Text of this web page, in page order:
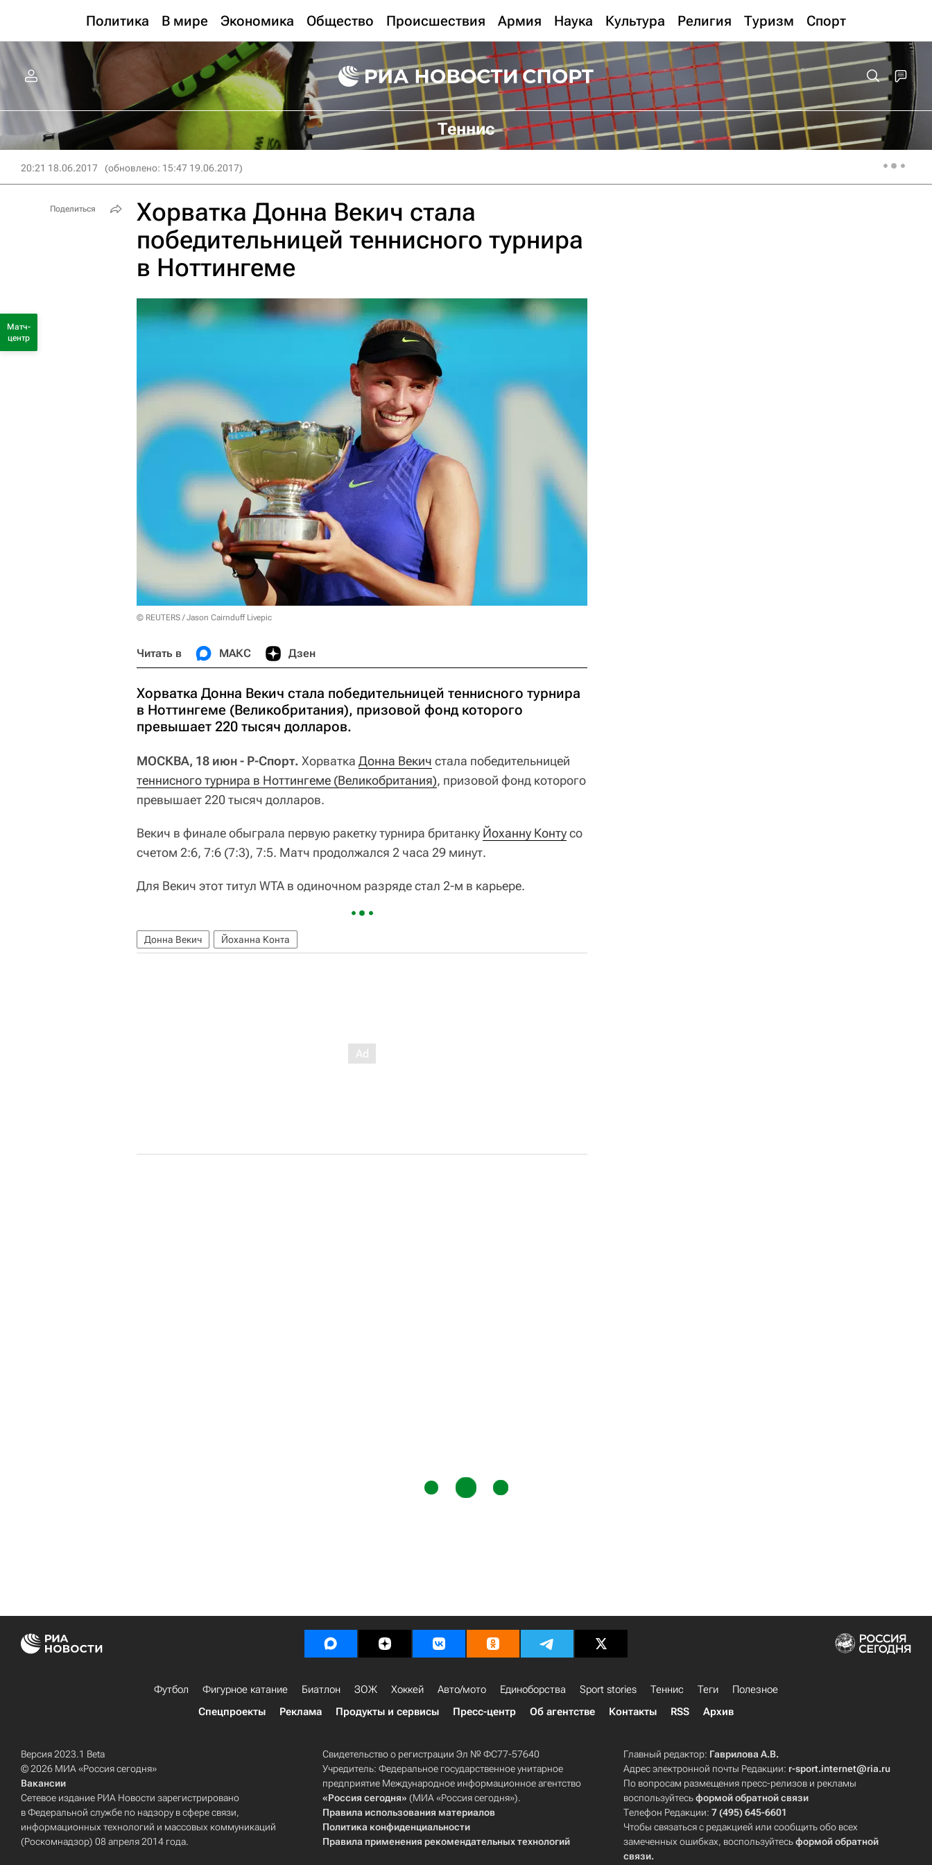
Политика В мире Экономика Общество Происшествия Армия Наука Культура Религия Туризм Спорт
Теннис
20:21 18.06.2017 (обновлено: 15:47 19.06.2017)
Хорватка Донна Векич стала
победительницей теннисного турнира
в Ноттингеме
© REUTERS / Jason Cairnduff Livepic
Читать в МАКС Дзен
Хорватка Донна Векич стала победительницей теннисного турнира
в Ноттингеме (Великобритания), призовой фонд которого
превышает 220 тысяч долларов.
МОСКВА, 18 июн - Р-Спорт. Хорватка Донна Векич стала победительницей
теннисного турнира в Ноттингеме (Великобритания), призовой фонд которого
превышает 220 тысяч долларов.
Векич в финале обыграла первую ракетку турнира британку Йоханну Контусо
счетом 2:6, 7:6 (7:3), 7:5. Матч продолжался 2 часа 29 минут.
Для Векич этот титул WTA в одиночном разряде стал 2-м в карьере.
Донна Векич Йоханна Конта
Поделиться
Матч-
центр
Футбол Фигурное катание Биатлон ЗОЖ Хоккей Авто/мото Единоборства Sport stories Теннис Теги
Полезное
Спецпроекты
Реклама Продукты и сервисы Пресс-центр Об агентстве Контакты RSS Архив
Версия 2023.1 Beta
© 2026 МИА «Россия сегодня»
Вакансии
Сетевое издание РИА Новости зарегистрировано
в Федеральной службе по надзору в сфере связи,
информационных технологий и массовых коммуникаций
(Роскомнадзор) 08 апреля 2014 года.
Свидетельство о регистрации Эл № ФС77-57640
Учредитель: Федеральное государственное унитарное
предприятие Международное информационное агентство
«Россия сегодня» (МИА «Россия сегодня»).
Правила использования материалов
Политика конфиденциальности
Правила применения рекомендательных технологий
Главный редактор: Гаврилова А.В.
Адрес электронной почты Редакции: r-sport.internet@ria.ru
По вопросам размещения пресс-релизов и рекламы
воспользуйтесьформой обратной связи
Телефон Редакции:7 (495) 645-6601
Чтобы связаться с редакцией или сообщить обо всех
замеченных ошибках, воспользуйтесьформой обратной
связи.